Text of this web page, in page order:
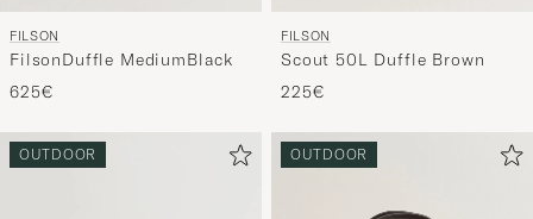
FILSON
FilsonDuffle MediumBlack
625€
FILSON
Scout 50L Duffle Brown
225€
OUTDOOR OUTDOOR